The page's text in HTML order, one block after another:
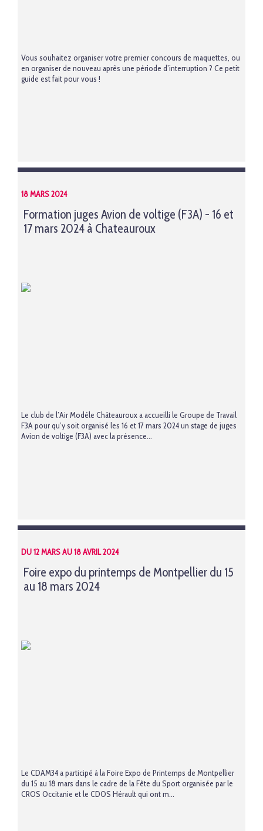
Vous souhaitez organiser votre premier concours de maquettes, ou
en organiser de nouveau après une période d’interruption ? Ce petit
guide est fait pour vous !
18 MARS 2024
Formation juges Avion de voltige (F3A) - 16 et
17 mars 2024 à Chateauroux
Le club de l’Air Modèle Châteauroux a accueilli le Groupe de Travail
F3A pour qu’y soit organisé les 16 et 17 mars 2024 un stage de juges
Avion de voltige (F3A) avec la présence...
DU 12 MARS AU 18 AVRIL 2024
Foire expo du printemps de Montpellier du 15
au 18 mars 2024
Le CDAM34 a participé à la Foire Expo de Printemps de Montpellier
du 15 au 18 mars dans le cadre de la Fête du Sport organisée par le
CROS Occitanie et le CDOS Hérault qui ont m...